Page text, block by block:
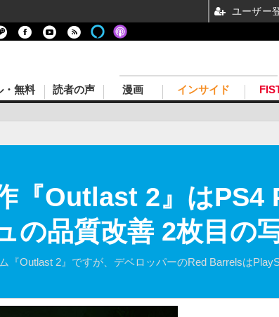
・無料 読者の声 漫画 インサイド
『Outlast 2』はPS4
品質改善 2枚目の
Outlast 2』ですが、デベロッパーのRed Barrelsは
ユーザー